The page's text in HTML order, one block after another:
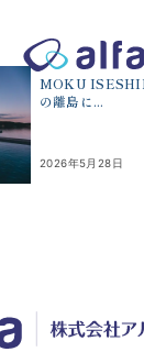
ンサルティング｜
MOKU
の離島に...
2026年5月28日